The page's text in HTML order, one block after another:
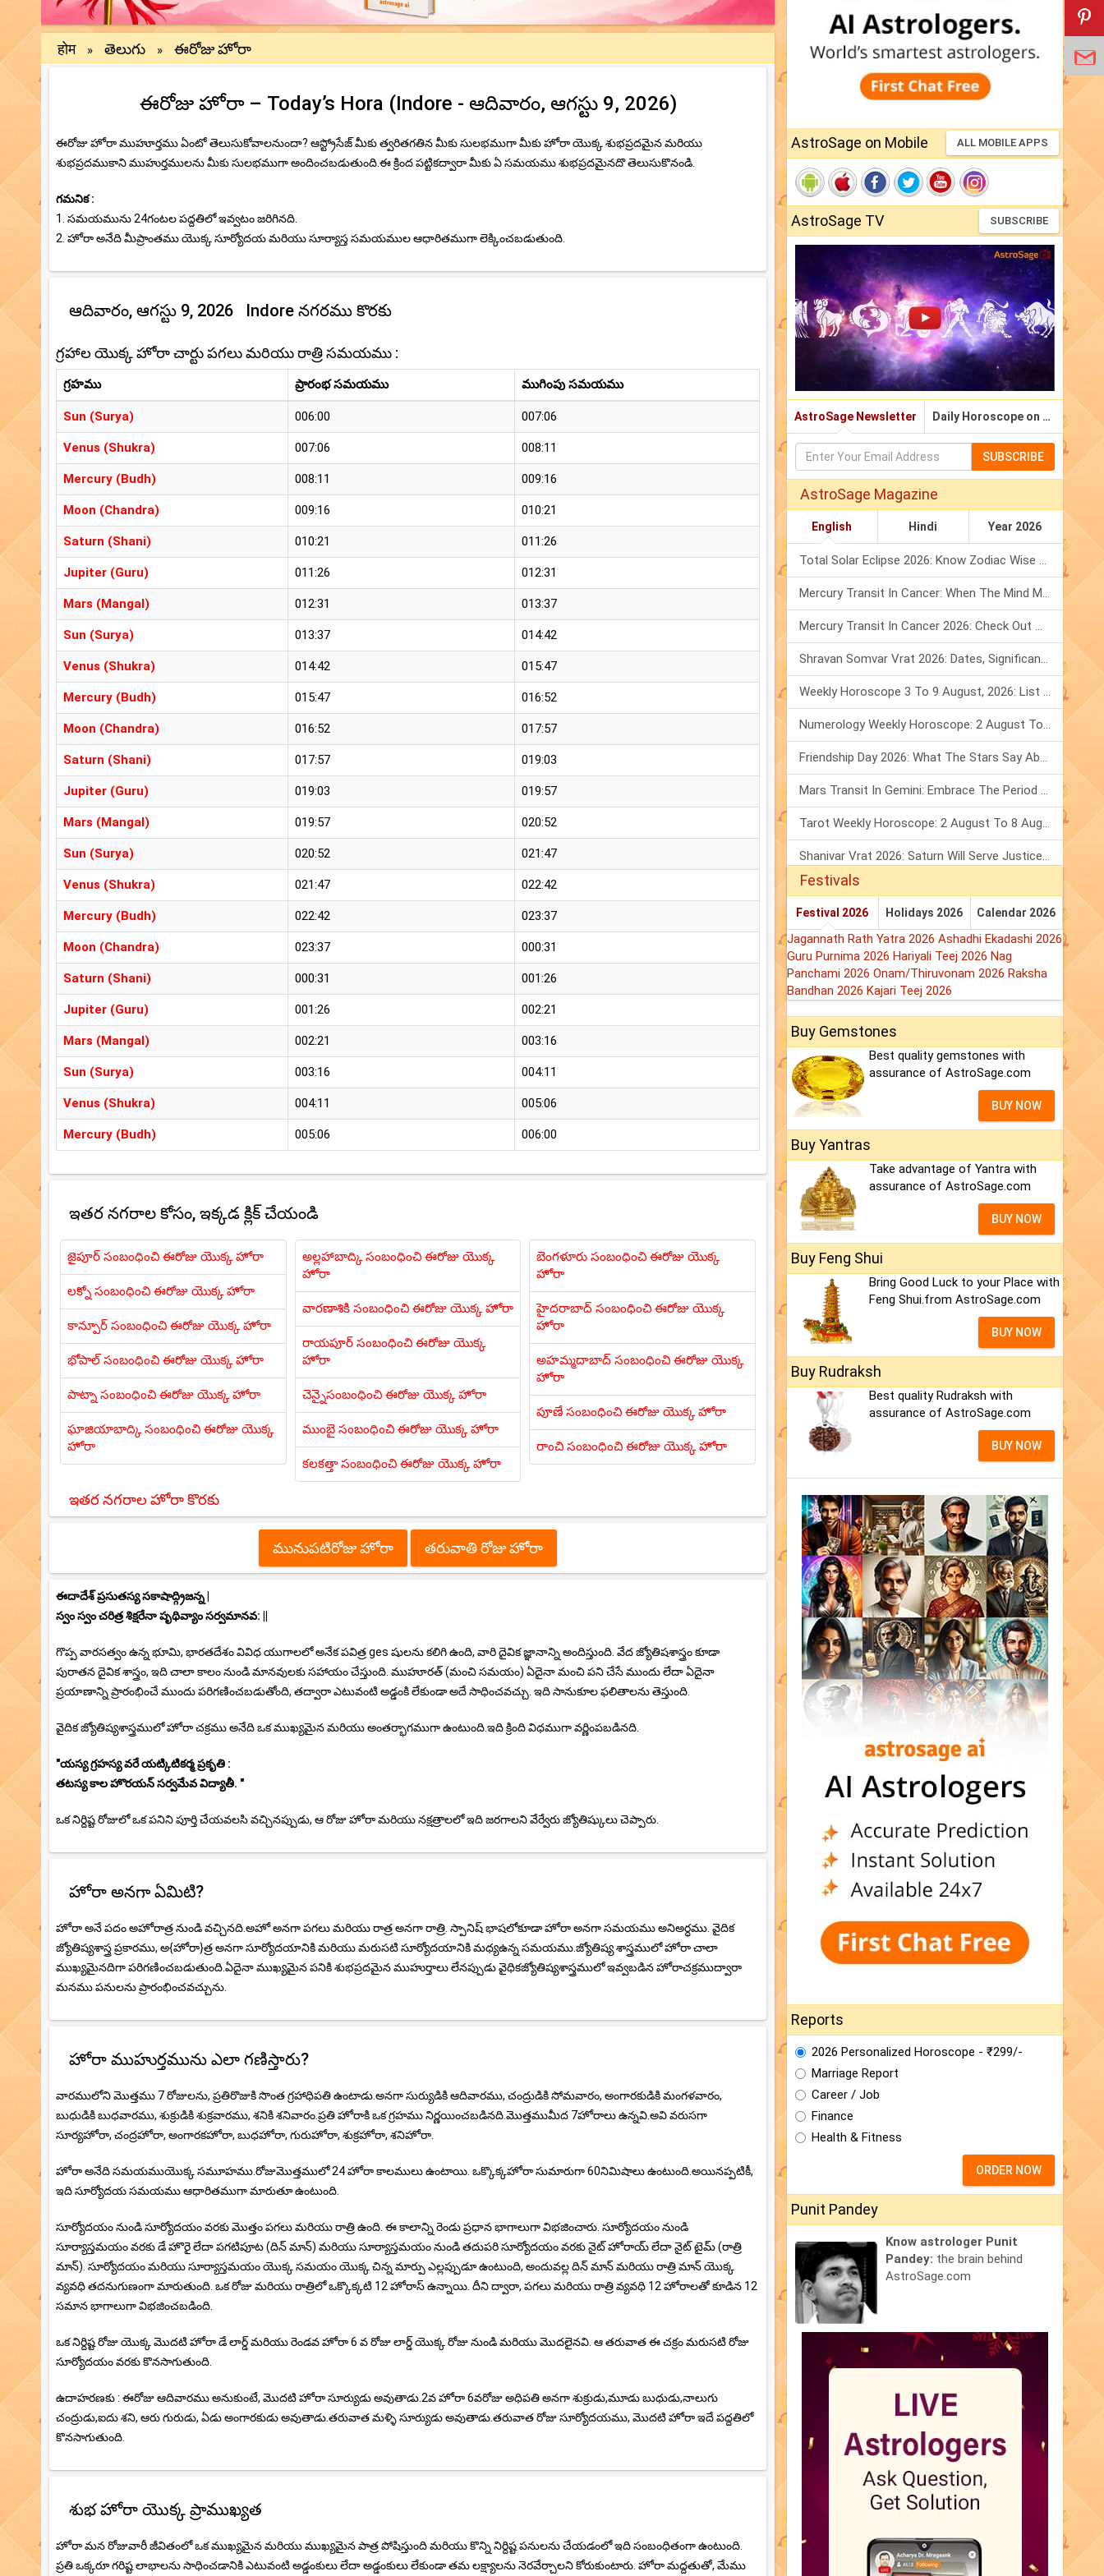
होम » తెలుగు » ఈరోజు హోరా
ఈరోజు హోరా – Today’s Hora (Indore - ఆదివారం, ఆగస్టు 9, 2026)
ఈరోజు హోరా ముహూర్తము ఏంటో తెలుసుకోవాలనుందా? ఆస్ట్రోసేజ్ మీకు త్వరితగతిన మీకు సులభముగా మీకు హోరా యొక్క శుభప్రదమైన మరియు
శుభప్రదముకాని ముహుర్తములను మీకు సులభముగా అందించబడుతుంది.ఈ క్రింద పట్టికద్వారా మీకు ఏ సమయము శుభప్రదమైనదొ తెలుసుకొనండి.
గమనిక :
1. సమయమును 24గంటల పద్దతిలో ఇవ్వటం జరిగినది.
2. హోరా అనేది మీప్రాంతము యొక్క సూర్యోదయ మరియు సూర్యాస్త సమయముల ఆధారితముగా లెక్కించబడుతుంది.
ఆదివారం, ఆగస్టు 9, 2026 Indore నగరము కొరకు
గ్రహాల యొక్క హోరా చార్టు పగలు మరియు రాత్రి సమయము :
గ్రహము ప్రారంభ సమయము ముగింపు సమయము
Sun (Surya) 006:00 007:06
Venus (Shukra) 007:06 008:11
Mercury (Budh) 008:11 009:16
Moon (Chandra) 009:16 010:21
Saturn (Shani) 010:21 011:26
Jupiter (Guru) 011:26 012:31
Mars (Mangal) 012:31 013:37
Sun (Surya) 013:37 014:42
Venus (Shukra) 014:42 015:47
Mercury (Budh) 015:47 016:52
Moon (Chandra) 016:52 017:57
Saturn (Shani) 017:57 019:03
Jupiter (Guru) 019:03 019:57
Mars (Mangal) 019:57 020:52
Sun (Surya) 020:52 021:47
Venus (Shukra) 021:47 022:42
Mercury (Budh) 022:42 023:37
Moon (Chandra) 023:37 000:31
Saturn (Shani) 000:31 001:26
Jupiter (Guru) 001:26 002:21
Mars (Mangal) 002:21 003:16
Sun (Surya) 003:16 004:11
Venus (Shukra) 004:11 005:06
Mercury (Budh) 005:06 006:00
ఇతర నగరాల కోసం, ఇక్కడ క్లిక్ చేయండి
జైపూర్ సంబంధించి ఈరోజు యొక్క హోరా
లక్నో సంబంధించి ఈరోజు యొక్క హోరా
కాన్పూర్ సంబంధించి ఈరోజు యొక్క హోరా
భోపాల్ సంబంధించి ఈరోజు యొక్క హోరా
పాట్నా సంబంధించి ఈరోజు యొక్క హోరా
ఘాజియాబాద్కి సంబంధించి ఈరోజు యొక్క
హోరా
అల్లహాబాద్కి సంబంధించి ఈరోజు యొక్క
హోరా
వారణాశికి సంబంధించి ఈరోజు యొక్క హోరా
రాయపూర్ సంబంధించి ఈరోజు యొక్క
హోరా
చెన్నైసంబంధించి ఈరోజు యొక్క హోరా
ముంబై సంబంధించి ఈరోజు యొక్క హోరా
కలకత్తా సంబంధించి ఈరోజు యొక్క హోరా
బెంగళూరు సంబంధించి ఈరోజు యొక్క
హోరా
హైదరాబాద్ సంబంధించి ఈరోజు యొక్క
హోరా
అహమ్మదాబాద్ సంబంధించి ఈరోజు యొక్క
హోరా
పూణే సంబంధించి ఈరోజు యొక్క హోరా
రాంచి సంబంధించి ఈరోజు యొక్క హోరా
ఇతర నగరాల హోరా కొరకు
మునుపటిరోజు హోరా తరువాతి రోజు హోరా
ఈదాదేశ్ ప్రసుతస్య సకాషాద్గ్రిజన్న |
స్వం స్వం చరిత్ర శిక్షరేనా పృథివ్యాం సర్వమానవ: ||
గొప్ప వారసత్వం ఉన్న భూమి, భారతదేశం వివిధ యుగాలలో అనేక పవిత్ర ges షులను కలిగి ఉంది, వారి దైవిక జ్ఞానాన్ని అందిస్తుంది. వేద జ్యోతిషశాస్త్రం కూడా
పురాతన దైవిక శాస్త్రం, ఇది చాలా కాలం నుండి మానవులకు సహాయం చేస్తుంది. ముహూరత్ (మంచి సమయం) ఏదైనా మంచి పని చేసే ముందు లేదా ఏదైనా
ప్రయాణాన్ని ప్రారంభించే ముందు పరిగణించబడుతోంది, తద్వారా ఎటువంటి అడ్డంకి లేకుండా అదే సాధించవచ్చు. ఇది సానుకూల ఫలితాలను తెస్తుంది.
వైదిక జ్యోతిష్యశాస్త్రములో హోరా చక్రము అనేది ఒక ముఖ్యమైన మరియు అంతర్భాగముగా ఉంటుంది.ఇది క్రింది విధముగా వర్ణింపబడినది.
"యస్య గ్రహస్య వరే యట్కిటికర్మ ప్రకృతి :
తటస్య కాల హొరయన్ సర్వమేవ విద్యాతీ. "
ఒక నిర్దిష్ట రోజులో ఒక పనిని పూర్తి చేయవలసి వచ్చినప్పుడు, ఆ రోజు హోరా మరియు నక్షత్రాలలో ఇది జరగాలని వేర్వేరు జ్యోతిష్కులు చెప్పారు.
హోరా అనగా ఏమిటి?
హోరా అనే పదం అహోరాత్ర నుండి వచ్చినది.అహో అనగా పగలు మరియు రాత్ర అనగా రాత్రి. స్పానిష్ భాషలోకూడా హోరా అనగా సమయము అనిఅర్ధము. వైదిక
జ్యోతిష్యశాస్త్ర ప్రకారము, అ{హోరా}త్ర అనగా సూర్యోదయానికి మరియు మరుసటి సూర్యోదయానికి మధ్యఉన్న సమయము.జ్యోతిష్య శాస్త్రములో హోరా చాలా
ముఖ్యమైనదిగా పరిగణించబడుతుంది.ఏదైనా ముఖ్యమైన పనికి శుభప్రదమైన ముహుర్తాలు లేనప్పుడు వైధికజ్యోతిష్యశాస్త్రములో ఇవ్వబడిన హోరాచక్రముద్వారా
మనము పనులను ప్రారంభించవచ్చును.
హోరా ముహుర్తమును ఎలా గణిస్తారు?
వారములోని మొత్తము 7 రోజులను, ప్రతిరొజుకి సొంత గ్రహాధిపతి ఉంటాడు.అనగా సుర్యుడికి ఆదివారము, చంద్రుడికి సోమవారం, అంగారకుడికి మంగళవారం,
బుధుడికి బుధవారము, శుక్రుడికి శుక్రవారము, శనికి శనివారం.ప్రతి హోరాకి ఒక గ్రహము నిర్ణయించబడినది.మొత్తముమీద 7హోరాలు ఉన్నవి.అవి వరుసగా
సూర్యహోరా, చంద్రహోరా, అంగారకహోరా, బుధహోరా, గురుహోరా, శుక్రహోరా, శనిహోరా.
హోరా అనేది సమయముయొక్క సమూహము.రోజుమొత్తములో 24 హోరా కాలములు ఉంటాయి. ఒక్కొక్కహోరా సుమారుగా 60నిమిషాలు ఉంటుంది.అయినప్పటికీ,
ఇది సూర్యోదయ సమయము ఆధారితముగా మారుతూ ఉంటుంది.
సూర్యోదయం నుండి సూర్యోదయం వరకు మొత్తం పగలు మరియు రాత్రి ఉంది. ఈ కాలాన్ని రెండు ప్రధాన భాగాలుగా విభజించారు. సూర్యోదయం నుండి
సూర్యాస్తమయం వరకు డే హొరై లేదా పగటిపూట (దిన్ మాన్) మరియు సూర్యాస్తమయం నుండి తదుపరి సూర్యోదయం వరకు నైట్ హోరాయ్ లేదా నైట్ టైమ్ (రాత్రి
మాన్). సూర్యోదయం మరియు సూర్యాస్తమయం యొక్క సమయం యొక్క చిన్న మార్పు ఎల్లప్పుడూ ఉంటుంది, అందువల్ల దిన్ మాన్ మరియు రాత్రి మాన్ యొక్క
వ్యవధి తదనుగుణంగా మారుతుంది. ఒక రోజు మరియు రాత్రిలో ఒక్కొక్కటి 12 హోరాస్ ఉన్నాయి. దీని ద్వారా, పగలు మరియు రాత్రి వ్యవధి 12 హోరాలతో కూడిన 12
సమాన భాగాలుగా విభజించబడింది.
ఒక నిర్దిష్ట రోజు యొక్క మొదటి హోరా డే లార్డ్ మరియు రెండవ హోరా 6 వ రోజు లార్డ్ యొక్క రోజు నుండి మరియు మొదలైనవి. ఆ తరువాత ఈ చక్రం మరుసటి రోజు
సూర్యోదయం వరకు కొనసాగుతుంది.
ఉదాహరణకు : ఈరోజు ఆదివారము అనుకుంటే, మొదటి హోరా సూర్యుడు అవుతాడు.2వ హోరా 6వరోజు అధిపతి అనగా శుక్రుడు,మూడు బుధుడు,నాలుగు
చంద్రుడు,ఐదు శని, ఆరు గురుడు, ఏడు అంగారకుడు అవుతాడు.తరువాత మళ్ళి సూర్యుడు అవుతాడు.తరువాత రోజు సూర్యోదయము, మొదటి హోరా ఇదే పద్దతిలో
కొనసాగుతుంది.
శుభ హోరా యొక్క ప్రాముఖ్యత
హోరా మన రోజువారీ జీవితంలో ఒక ముఖ్యమైన మరియు ముఖ్యమైన పాత్ర పోషిస్తుంది మరియు కొన్ని నిర్దిష్ట పనులను చేయడంలో ఇది సంబంధితంగా ఉంటుంది.
ప్రతి ఒక్కరూ గరిష్ట లాభాలను సాధించడానికి ఎటువంటి అడ్డంకులు లేదా అడ్డంకులు లేకుండా తమ లక్ష్యాలను నెరవేర్చాలని కోరుకుంటారు. హోరా మద్దతుతో, మేము
AstroSage on Mobile ALL MOBILE APPS
AstroSage TV SUBSCRIBE
AstroSage Newsletter Daily Horoscope on Email
SUBSCRIBE
AstroSage Magazine
English Hindi Year 2026
Total Solar Eclipse 2026: Know Zodiac Wise Prediction
Mercury Transit In Cancer: When The Mind Meets The Heart!
Mercury Transit In Cancer 2026: Check Out What It Brings For You
Shravan Somvar Vrat 2026: Dates, Significance & Rituals In August
Weekly Horoscope 3 To 9 August, 2026: List Of Fasts & Festivals
Numerology Weekly Horoscope: 2 August To 8 August, 2026
Friendship Day 2026: What The Stars Say About Your Best Friend!
Mars Transit In Gemini: Embrace The Period Full Of Energy & Intelligence
Tarot Weekly Horoscope: 2 August To 8 August, 2026
Shanivar Vrat 2026: Saturn Will Serve Justice In Sawan Month!
Festivals
Festival 2026 Holidays 2026 Calendar 2026
Jagannath Rath Yatra 2026 Ashadhi Ekadashi 2026
Guru Purnima 2026 Hariyali Teej 2026 Nag
Panchami 2026 Onam/Thiruvonam 2026 Raksha
Bandhan 2026 Kajari Teej 2026
Buy Gemstones
Best quality gemstones with
assurance of AstroSage.com
BUY NOW
Buy Yantras
Take advantage of Yantra with
assurance of AstroSage.com
BUY NOW
Buy Feng Shui
Bring Good Luck to your Place with
Feng Shui.from AstroSage.com
BUY NOW
Buy Rudraksh
Best quality Rudraksh with
assurance of AstroSage.com
BUY NOW
Reports
2026 Personalized Horoscope - ₹299/-
Marriage Report
Career / Job
Finance
Health & Fitness
ORDER NOW
Punit Pandey
Know astrologer Punit
Pandey: the brain behind
AstroSage.com